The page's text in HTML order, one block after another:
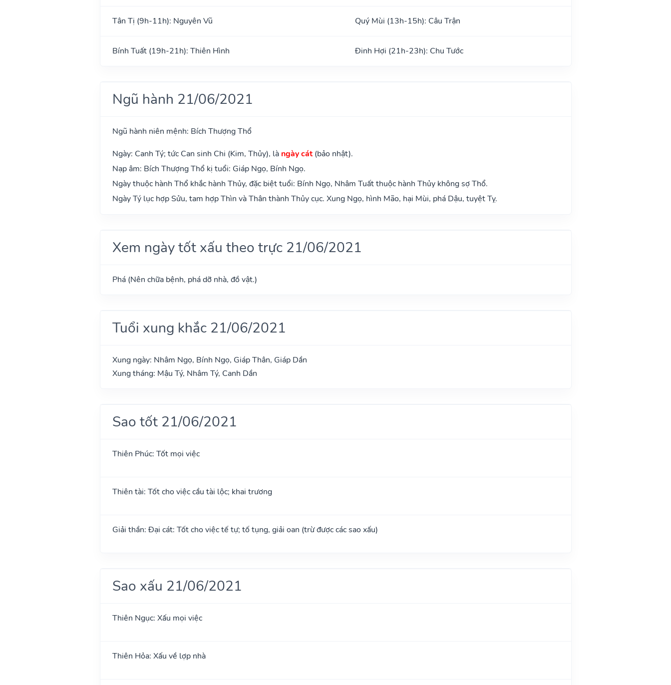
Tân Tị (9h-11h): Nguyên Vũ Quý Mùi (13h-15h): Câu Trận
Bính Tuất (19h-21h): Thiên Hình Đinh Hợi (21h-23h): Chu Tước
Ngũ hành 21/06/2021
Ngũ hành niên mệnh: Bích Thượng Thổ
Ngày: Canh Tý; tức Can sinh Chi (Kim, Thủy), là ngày cát(bảo nhật).
Nạp âm: Bích Thượng Thổ kị tuổi: Giáp Ngọ, Bính Ngọ.
Ngày thuộc hành Thổ khắc hành Thủy, đặc biệt tuổi: Bính Ngọ, Nhâm Tuất thuộc hành Thủy không sợ Thổ.
Ngày Tý lục hợp Sửu, tam hợp Thìn và Thân thành Thủy cục. Xung Ngọ, hình Mão, hại Mùi, phá Dậu, tuyệt Tỵ.
Xem ngày tốt xấu theo trực 21/06/2021
Phá (Nên chữa bệnh, phá dỡ nhà, đồ vật.)
Tuổi xung khắc 21/06/2021
Xung ngày: Nhâm Ngọ, Bính Ngọ, Giáp Thân, Giáp Dần
Xung tháng: Mậu Tý, Nhâm Tý, Canh Dần
Sao tốt 21/06/2021
Thiên Phúc: Tốt mọi việc
Thiên tài: Tốt cho việc cầu tài lộc; khai trương
Giải thần: Đại cát: Tốt cho việc tế tự; tố tụng, giải oan (trừ được các sao xấu)
Sao xấu 21/06/2021
Thiên Ngục: Xấu mọi việc
Thiên Hỏa: Xấu về lợp nhà